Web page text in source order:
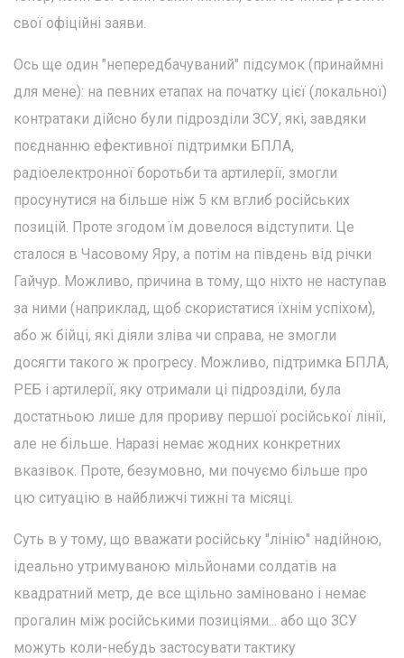
свої офіційні заяви.
Ось ще один "непередбачуваний" підсумок (принаймні
для мене): на певних етапах на початку цієї (локальної)
контратаки дійсно були підрозділи ЗСУ, які, завдяки
поєднанню ефективної підтримки БПЛА,
радіоелектронної боротьби та артилерії, змогли
просунутися на більше ніж 5 км вглиб російських
позицій. Проте згодом їм довелося відступити. Це
сталося в Часовому Яру, а потім на південь від річки
Гайчур. Можливо, причина в тому, що ніхто не наступав
за ними (наприклад, щоб скористатися їхнім успіхом),
або ж бійці, які діяли зліва чи справа, не змогли
досягти такого ж прогресу. Можливо, підтримка БПЛА,
РЕБ і артилерії, яку отримали ці підрозділи, була
достатньою лише для прориву першої російської лінії,
але не більше. Наразі немає жодних конкретних
вказівок. Проте, безумовно, ми почуємо більше про
цю ситуацію в найближчі тижні та місяці.
Суть в у тому, що вважати російську "лінію" надійною,
ідеально утримуваною мільйонами солдатів на
квадратний метр, де все щільно заміновано і немає
прогалин між російськими позиціями... або що ЗСУ
можуть коли-небудь застосувати тактику